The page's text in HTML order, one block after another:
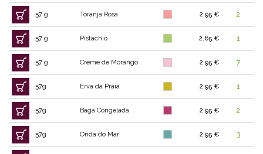
57 g Toranja Rosa 2.95 € 2
57 g Pistáchio 2.65 € 1
57 g Creme de Morango 2.95 € 7
57g Erva da Praia 2.95 € 1
57g Baga Congelada 2.95 € 2
57g Onda do Mar 2.95 € 3